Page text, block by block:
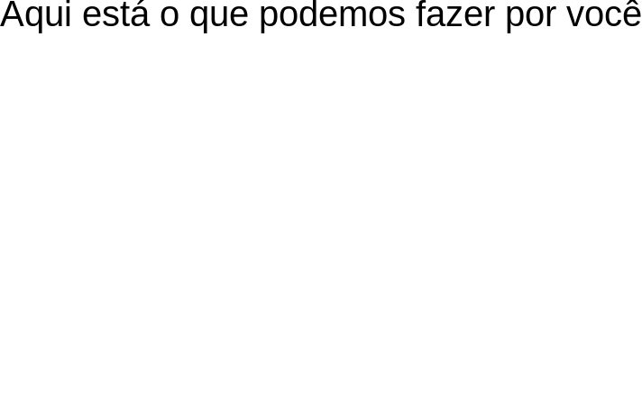
Aqui está o que podemos fazer por você